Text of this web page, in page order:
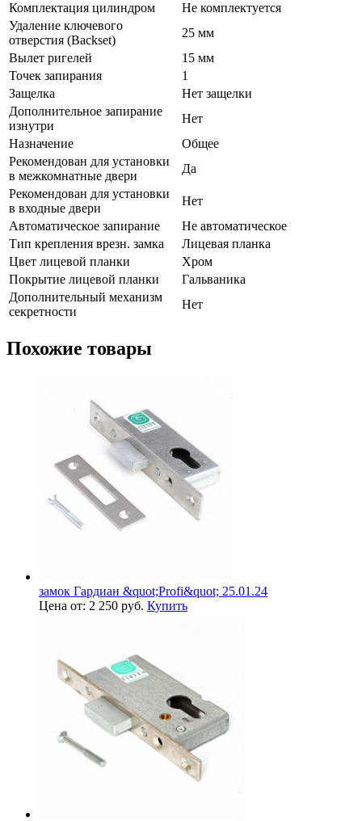
Комплектация цилиндром
Не комплектуется
Удаление ключевого
отверстия (Backset)
25 мм
Вылет ригелей
15 мм
Точек запирания
1
Защелка
Нет защелки
Дополнительное запирание
изнутри
Нет
Назначение
Общее
Рекомендован для установки
в межкомнатные двери
Да
Рекомендован для установки
в входные двери
Нет
Автоматическое запирание
Не автоматическое
Тип крепления врезн. замка
Лицевая планка
Цвет лицевой планки
Хром
Покрытие лицевой планки
Гальваника
Дополнительный механизм
секретности
Нет
Похожие товары
замок Гардиан &quot;Profi&quot; 25.01.24
Цена от: 2 250 руб. Купить